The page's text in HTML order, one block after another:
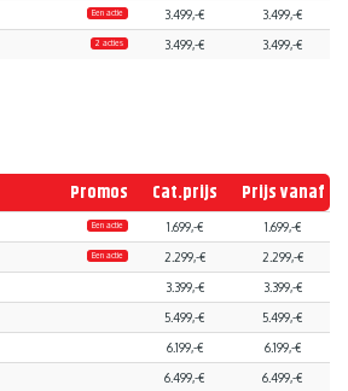
Een actie 3.499,-€ 3.499,-€
2 acties 3.499,-€ 3.499,-€
Promos Cat.prijs Prijs vanaf
Een actie 1.699,-€ 1.699,-€
Een actie 2.299,-€ 2.299,-€
3.399,-€ 3.399,-€
5.499,-€ 5.499,-€
6.199,-€ 6.199,-€
6.499,-€ 6.499,-€